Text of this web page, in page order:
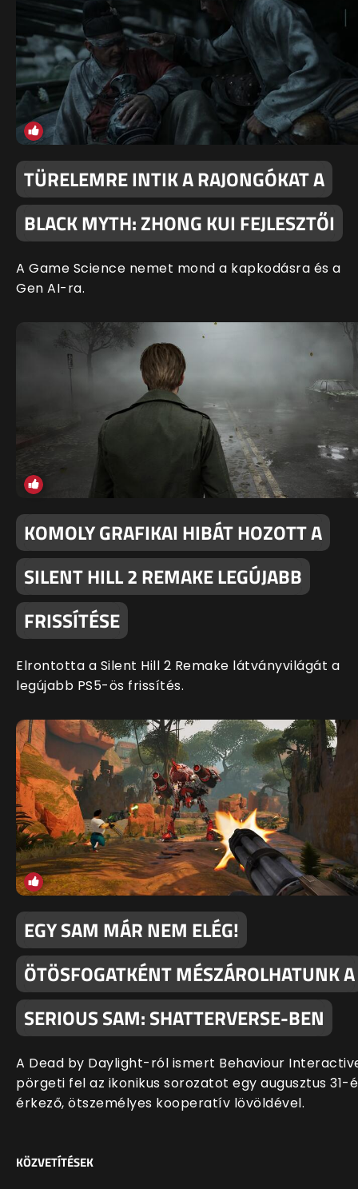
TÜRELEMRE INTIK A RAJONGÓKAT A
BLACK MYTH: ZHONG KUI FEJLESZTŐI
A Game Science nemet mond a kapkodásra és a
Gen AI-ra.
KOMOLY GRAFIKAI HIBÁT HOZOTT A
SILENT HILL 2 REMAKE LEGÚJABB
FRISSÍTÉSE
Elrontotta a Silent Hill 2 Remake látványvilágát a
legújabb PS5-ös frissítés.
EGY SAM MÁR NEM ELÉG!
ÖTÖSFOGATKÉNT MÉSZÁROLHATUNK A
SERIOUS SAM: SHATTERVERSE-BEN
A Dead by Daylight-ról ismert Behaviour
pörgeti fel az ikonikus sorozatot egy augusztus 31-
érkező, ötszemélyes kooperatív lövöldével.
KÖZVETÍTÉSEK